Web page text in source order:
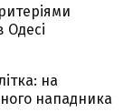
Одесі
на
нападника